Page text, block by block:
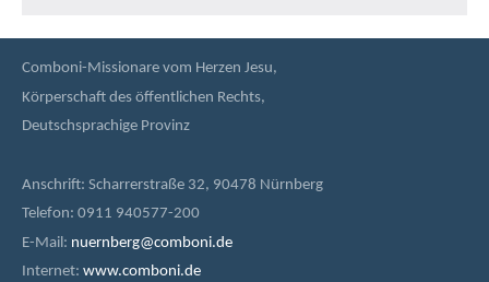
Comboni-Missionare vom Herzen Jesu,
Körperschaft des öffentlichen Rechts,
Deutschsprachige Provinz
Anschrift: Scharrerstraße 32, 90478 Nürnberg
Telefon: 0911 940577-200
E-Mail: nuernberg@comboni.de
Internet: www.comboni.de